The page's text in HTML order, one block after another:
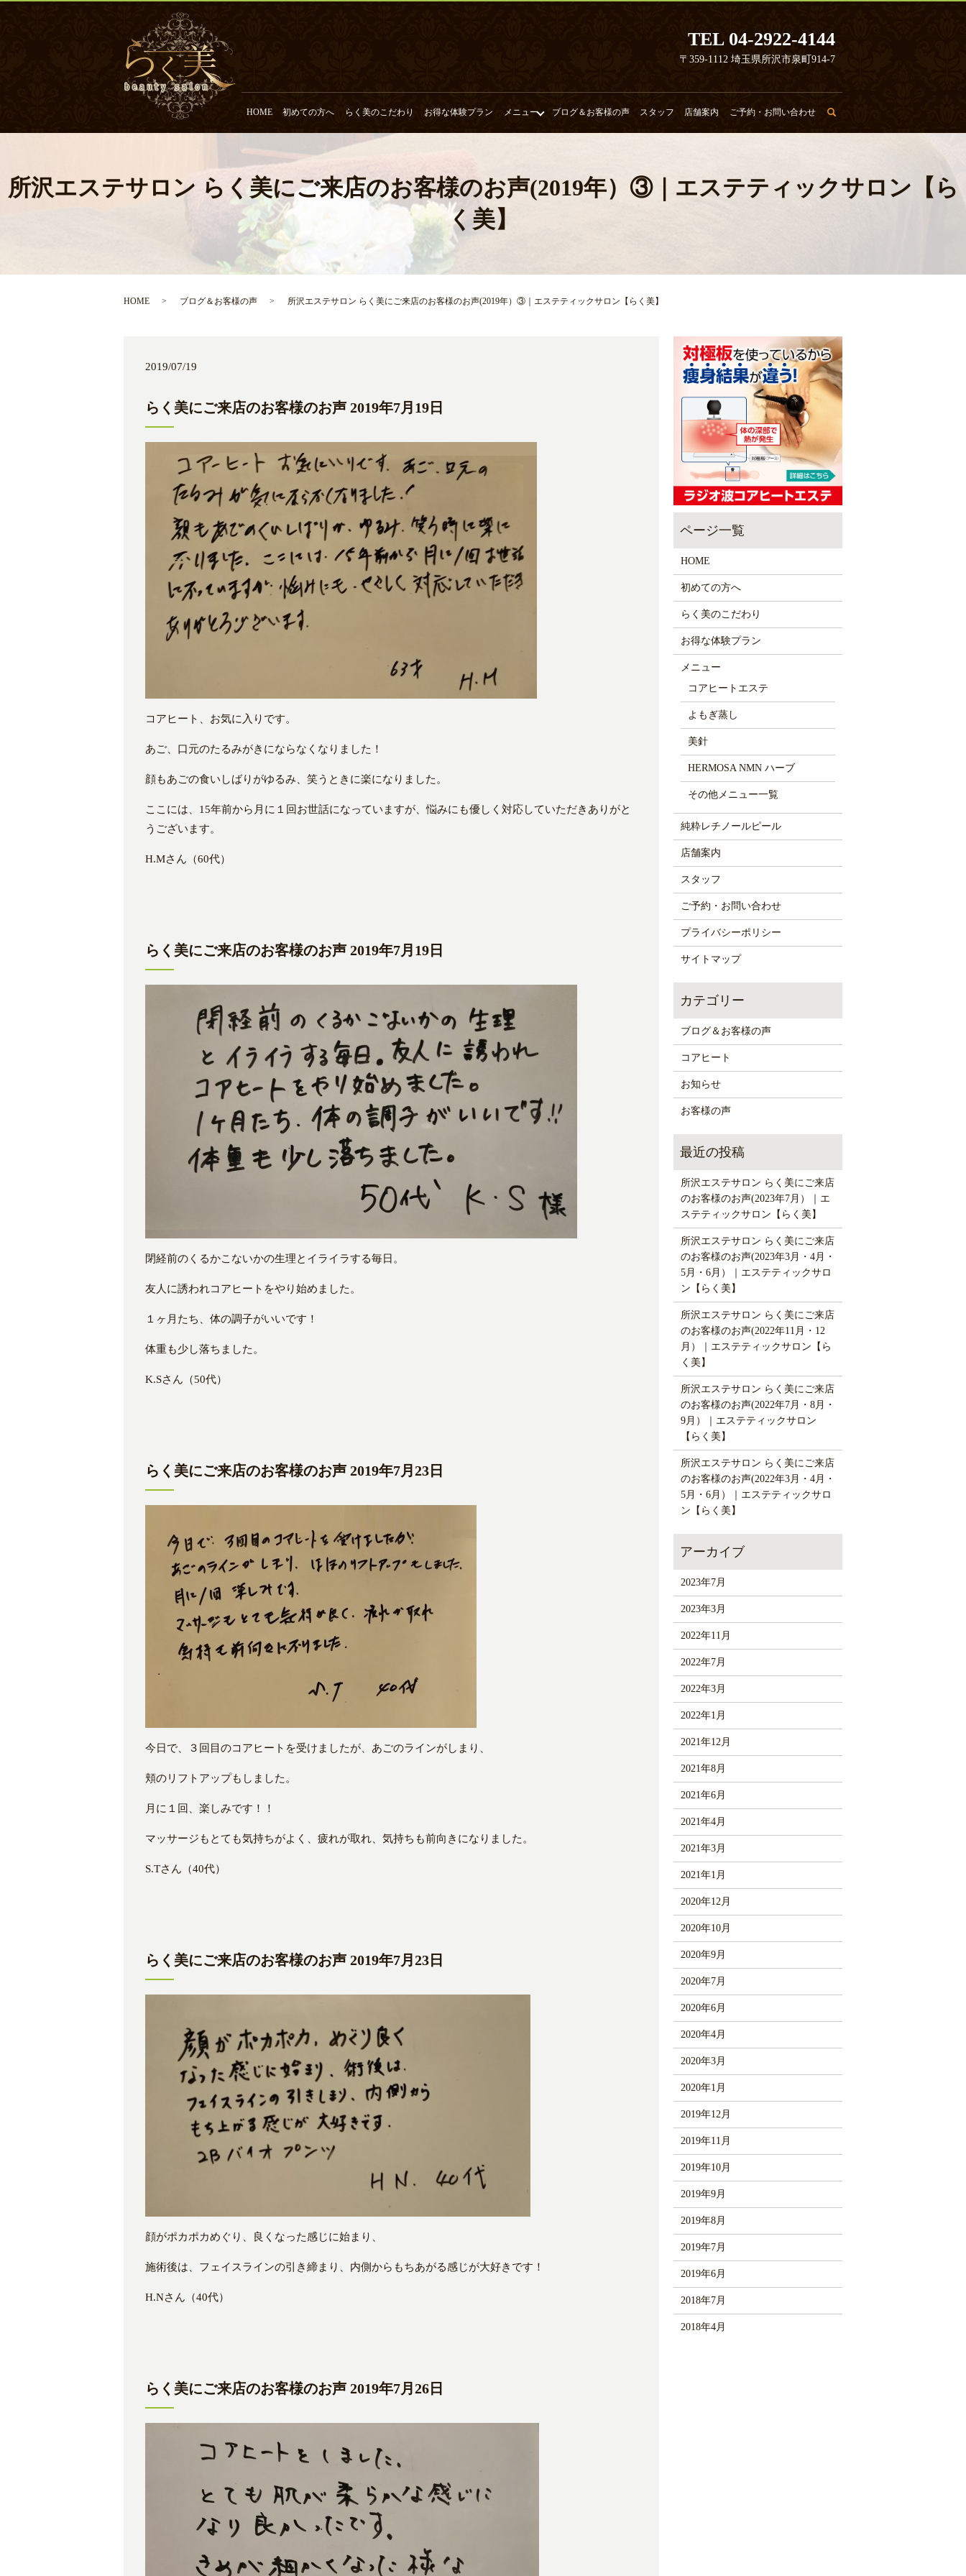
HOME 初めての方へ らく美のこだわり お得な体験プラン メニュー ブログ＆お客様の声 スタッフ 店舗案内 ご予約・お問い合わせ
TEL 04-2922-4144
〒359-1112 埼玉県所沢市泉町914-7
所沢エステサロン らく美にご来店のお客様のお声(2019年）③｜エステティックサロン【ら
く美】
HOME ブログ＆お客様の声 所沢エステサロン らく美にご来店のお客様のお声(2019年）③｜エステティックサロン【らく美】
2019/07/19
らく美にご来店のお客様のお声 2019年7月19日
コアヒート、お気に入りです。
あご、口元のたるみがきにならなくなりました！
顔もあごの食いしばりがゆるみ、笑うときに楽になりました。
ここには、15年前から月に１回お世話になっていますが、悩みにも優しく対応していただきありがと
うございます。
H.Mさん（60代）
らく美にご来店のお客様のお声 2019年7月19日
閉経前のくるかこないかの生理とイライラする毎日。
友人に誘われコアヒートをやり始めました。
１ヶ月たち、体の調子がいいです！
体重も少し落ちました。
K.Sさん（50代）
らく美にご来店のお客様のお声 2019年7月23日
今日で、３回目のコアヒートを受けましたが、あごのラインがしまり、
頬のリフトアップもしました。
月に１回、楽しみです！！
マッサージもとても気持ちがよく、疲れが取れ、気持ちも前向きになりました。
S.Tさん（40代）
らく美にご来店のお客様のお声 2019年7月23日
顔がポカポカめぐり、良くなった感じに始まり、
施術後は、フェイスラインの引き締まり、内側からもちあがる感じが大好きです！
H.Nさん（40代）
らく美にご来店のお客様のお声 2019年7月26日
HOME
初めての方へ
らく美のこだわり
お得な体験プラン
メニュー
コアヒートエステ
よもぎ蒸し
美針
HERMOSA NMN ハーブ
その他メニュー一覧
純粋レチノールピール
店舗案内
スタッフ
ご予約・お問い合わせ
プライバシーポリシー
サイトマップ
ブログ＆お客様の声
コアヒート
お知らせ
お客様の声
所沢エステサロン らく美にご来店
のお客様のお声(2023年7月）｜エ
ステティックサロン【らく美】
所沢エステサロン らく美にご来店
のお客様のお声(2023年3月・4月・
5月・6月）｜エステティックサロ
ン【らく美】
所沢エステサロン らく美にご来店
のお客様のお声(2022年11月・12
月）｜エステティックサロン【ら
く美】
所沢エステサロン らく美にご来店
のお客様のお声(2022年7月・8月・
9月）｜エステティックサロン
【らく美】
所沢エステサロン らく美にご来店
のお客様のお声(2022年3月・4月・
5月・6月）｜エステティックサロ
ン【らく美】
2023年7月
2023年3月
2022年11月
2022年7月
2022年3月
2022年1月
2021年12月
2021年8月
2021年6月
2021年4月
2021年3月
2021年1月
2020年12月
2020年10月
2020年9月
2020年7月
2020年6月
2020年4月
2020年3月
2020年1月
2019年12月
2019年11月
2019年10月
2019年9月
2019年8月
2019年7月
2019年6月
2018年7月
2018年4月